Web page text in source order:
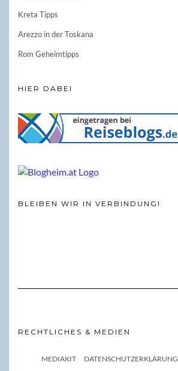
Kreta Tipps
Arezzo in der Toskana
Rom Geheimtipps
HIER DABEI
BLEIBEN WIR IN VERBINDUNG!
RECHTLICHES & MEDIEN
MEDIAKIT DATENSCHUTZERKLÄRUNG